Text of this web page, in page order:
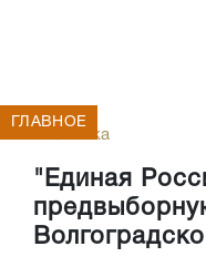
Политика
"Единая
ГЛАВНОЕ